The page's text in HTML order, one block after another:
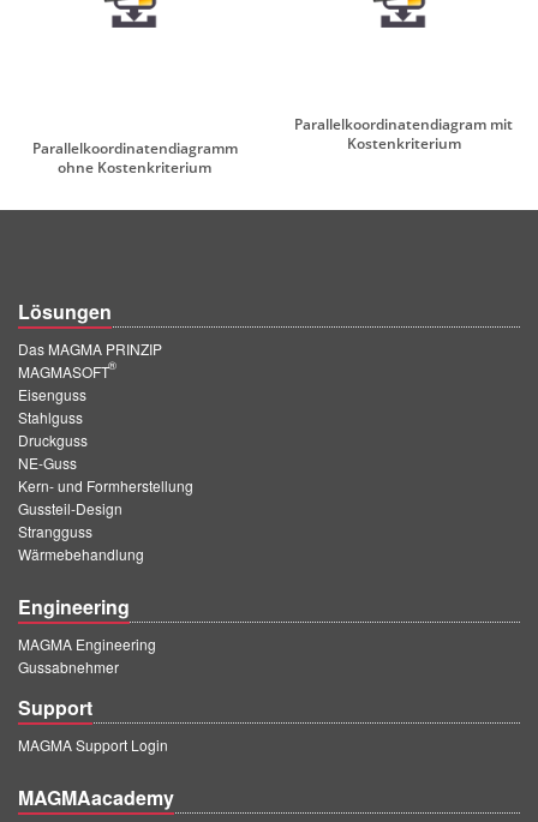
Parallelkoordinatendiagramm
ohne Kostenkriterium
Parallelkoordinatendiagram mit
Kostenkriterium
Lösungen
Das MAGMA PRINZIP
MAGMASOFT
®
Eisenguss
Stahlguss
Druckguss
NE-Guss
Kern- und Formherstellung
Gussteil-Design
Strangguss
Wärmebehandlung
Engineering
MAGMA Engineering
Gussabnehmer
Support
MAGMA Support Login
MAGMAacademy